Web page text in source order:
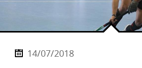
14/07/2018